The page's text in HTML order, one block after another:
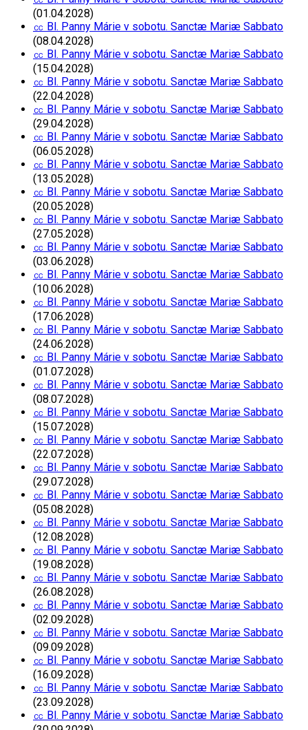
(01.04.2028)
㏄ Bl. Panny Márie v sobotu. Sanctæ Mariæ Sabbato
(08.04.2028)
㏄ Bl. Panny Márie v sobotu. Sanctæ Mariæ Sabbato
(15.04.2028)
㏄ Bl. Panny Márie v sobotu. Sanctæ Mariæ Sabbato
(22.04.2028)
㏄ Bl. Panny Márie v sobotu. Sanctæ Mariæ Sabbato
(29.04.2028)
㏄ Bl. Panny Márie v sobotu. Sanctæ Mariæ Sabbato
(06.05.2028)
㏄ Bl. Panny Márie v sobotu. Sanctæ Mariæ Sabbato
(13.05.2028)
㏄ Bl. Panny Márie v sobotu. Sanctæ Mariæ Sabbato
(20.05.2028)
㏄ Bl. Panny Márie v sobotu. Sanctæ Mariæ Sabbato
(27.05.2028)
㏄ Bl. Panny Márie v sobotu. Sanctæ Mariæ Sabbato
(03.06.2028)
㏄ Bl. Panny Márie v sobotu. Sanctæ Mariæ Sabbato
(10.06.2028)
㏄ Bl. Panny Márie v sobotu. Sanctæ Mariæ Sabbato
(17.06.2028)
㏄ Bl. Panny Márie v sobotu. Sanctæ Mariæ Sabbato
(24.06.2028)
㏄ Bl. Panny Márie v sobotu. Sanctæ Mariæ Sabbato
(01.07.2028)
㏄ Bl. Panny Márie v sobotu. Sanctæ Mariæ Sabbato
(08.07.2028)
㏄ Bl. Panny Márie v sobotu. Sanctæ Mariæ Sabbato
(15.07.2028)
㏄ Bl. Panny Márie v sobotu. Sanctæ Mariæ Sabbato
(22.07.2028)
㏄ Bl. Panny Márie v sobotu. Sanctæ Mariæ Sabbato
(29.07.2028)
㏄ Bl. Panny Márie v sobotu. Sanctæ Mariæ Sabbato
(05.08.2028)
㏄ Bl. Panny Márie v sobotu. Sanctæ Mariæ Sabbato
(12.08.2028)
㏄ Bl. Panny Márie v sobotu. Sanctæ Mariæ Sabbato
(19.08.2028)
㏄ Bl. Panny Márie v sobotu. Sanctæ Mariæ Sabbato
(26.08.2028)
㏄ Bl. Panny Márie v sobotu. Sanctæ Mariæ Sabbato
(02.09.2028)
㏄ Bl. Panny Márie v sobotu. Sanctæ Mariæ Sabbato
(09.09.2028)
㏄ Bl. Panny Márie v sobotu. Sanctæ Mariæ Sabbato
(16.09.2028)
㏄ Bl. Panny Márie v sobotu. Sanctæ Mariæ Sabbato
(23.09.2028)
㏄ Bl. Panny Márie v sobotu. Sanctæ Mariæ Sabbato